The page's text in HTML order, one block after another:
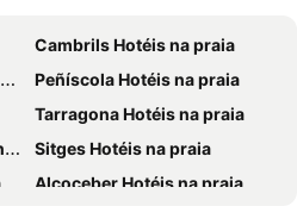
Cambrils Hotéis na praia
Peñíscola Hotéis na praia
Tarragona Hotéis na praia
Sitges Hotéis na praia
Alcoceber Hotéis na praia